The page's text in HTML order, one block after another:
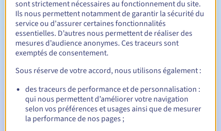
Période de rédemption 30 jours
Notifications automatiques :
Emails d'avertissement :60, 30, 15, 7 et 3 jours avant la
date d'échéance
E-mail le jour de l'expirationpour notification de la
sont strictement nécessaires au fonctionnement du site.
Ils nous permettent notamment de garantir la sécurité du
service ou d'assurer certaines fonctionnalités
essentielles. D’autres nous permettent de réaliser des
mesures d’audience anonymes. Ces traceurs sont
exemptés de consentement.
Sous réserve de votre accord, nous utilisons également :
des traceurs de performance et de personnalisation :
qui nous permettent d’améliorer votre navigation
selon vos préférences et usages ainsi que de mesurer
la performance de nos pages ;